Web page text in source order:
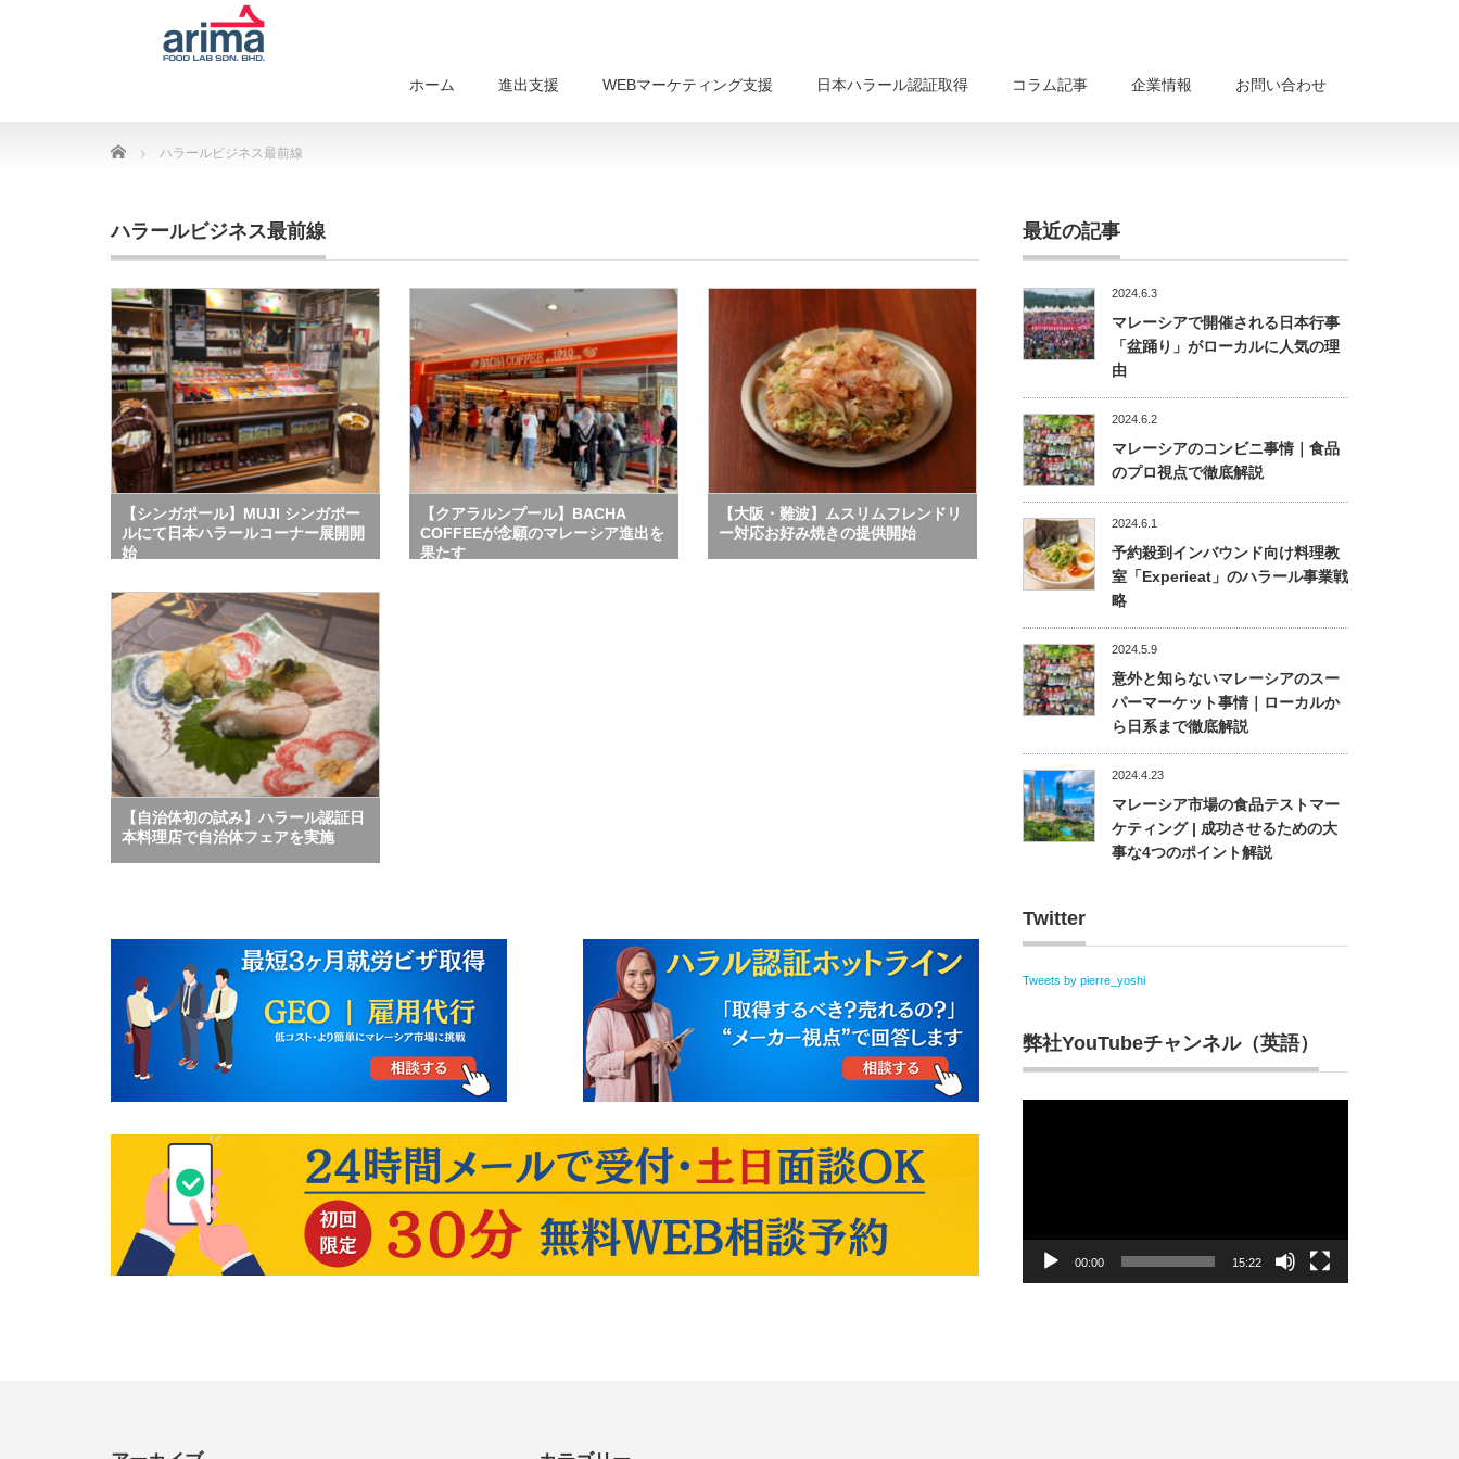
ホーム 進出支援 WEBマーケティング支援 日本ハラール認証取得 コラム記事 企業情報 お問い合わせ
Home ハラールビジネス最前線
ハラールビジネス最前線
【シンガポール】MUJI シンガポー
ルにて日本ハラールコーナー展開開
始
【クアラルンプール】BACHA
COFFEEが念願のマレーシア進出を
果たす
【大阪・難波】ムスリムフレンドリ
ー対応お好み焼きの提供開始
【自治体初の試み】ハラール認証日
本料理店で自治体フェアを実施
最近の記事
2024.6.3
マレーシアで開催される日本行事
「盆踊り」がローカルに人気の理
由
2024.6.2
マレーシアのコンビニ事情｜食品
のプロ視点で徹底解説
2024.6.1
予約殺到インバウンド向け料理教
室「Experieat」のハラール事業戦
略
2024.5.9
意外と知らないマレーシアのスー
パーマーケット事情｜ローカルか
ら日系まで徹底解説
2024.4.23
マレーシア市場の食品テストマー
ケティング | 成功させるための大
事な4つのポイント解説
Twitter
Tweets by pierre_yoshi
弊社YouTubeチャンネル（英語）
00:00 15:22